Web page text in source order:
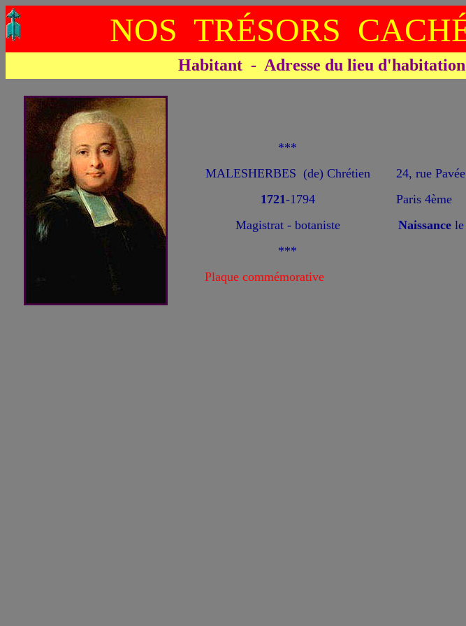
NOS TRÉSORS
Habitant - Adresse du lieu d'habitation
***
MALESHERBES (de) Chrétien
1721-1794
Magistrat - botaniste
***
Plaque commémorative
24, rue Pavée
Paris 4ème
Naissance le